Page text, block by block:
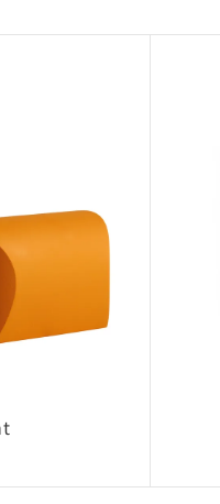
CADデータは、当
CADデータに関
■ 禁止事項
・利用目的以外
・CADデータを
・無断転載・再配
最新データが必